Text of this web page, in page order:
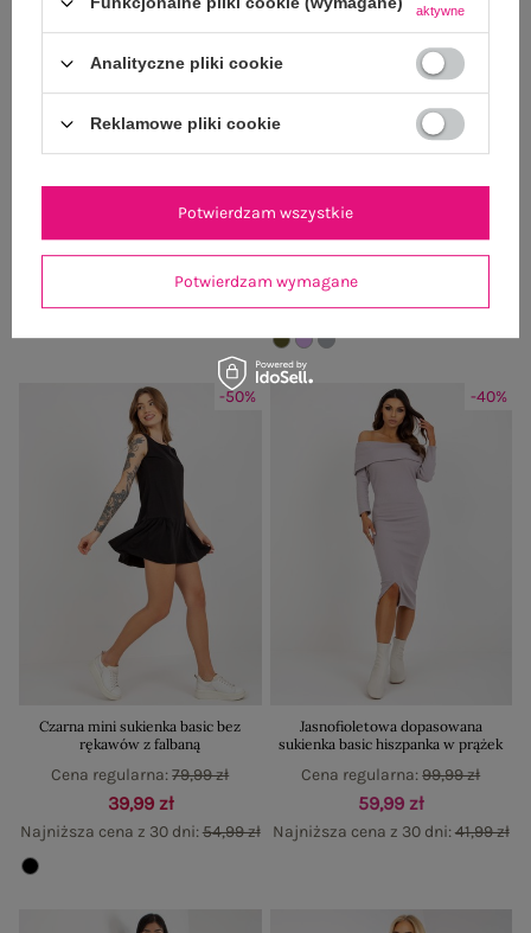
basic z dekoltem V Salerno
basic z rękawem 3/4
Najniższa cena z 30 dni:27,99 zł
-50%
Czarna mini sukienka basic bez
rękawów z falbaną
39,99 zł
Najniższa cena z 30 dni:54,99 zł
Cena regularna:79,99 zł
-40%
Jasnofioletowa dopasowana
sukienka basic hiszpanka w prążek
59,99 zł
Najniższa cena z 30 dni:41,99 zł
Cena regularna:99,99 zł
aktywne
Analityczne pliki cookie
Reklamowe pliki cookie
Potwierdzam wymagane
Potwierdzam wszystkie